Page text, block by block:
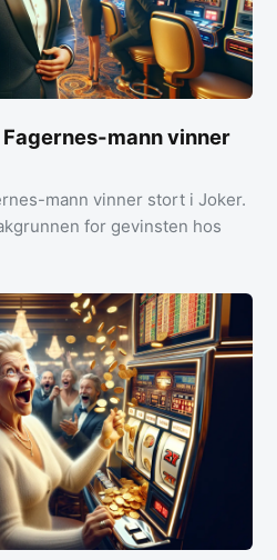
mann vinner
mann vinner stort i Joker.
for gevinsten hos